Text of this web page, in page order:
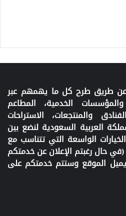
عن طريق طرح كل ما يهمهم عبر
الخدمية، المطاعم
والمنتجعات، الاستراحات
العربية السعودية لنضع بين
الواسعة التي تتناسب مع
حال رغبتم الإعلان عن خدمتكم
الموقع وستتم خدمتكم على